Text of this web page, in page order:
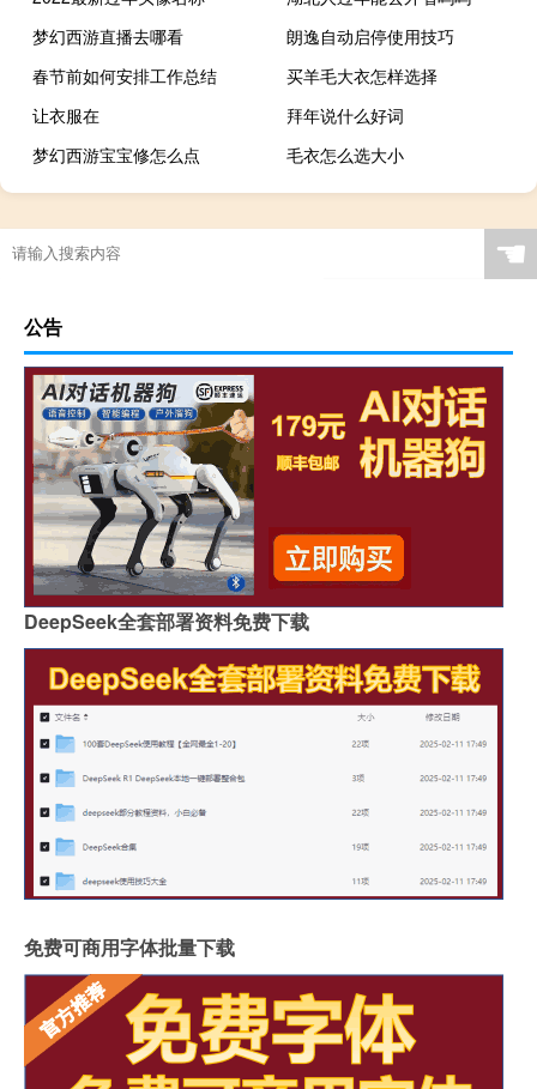
梦幻西游直播去哪看
朗逸自动启停使用技巧
春节前如何安排工作总结
买羊毛大衣怎样选择
让衣服在
拜年说什么好词
梦幻西游宝宝修怎么点
毛衣怎么选大小
☚
公告
DeepSeek全套部署资料免费下载
免费可商用字体批量下载